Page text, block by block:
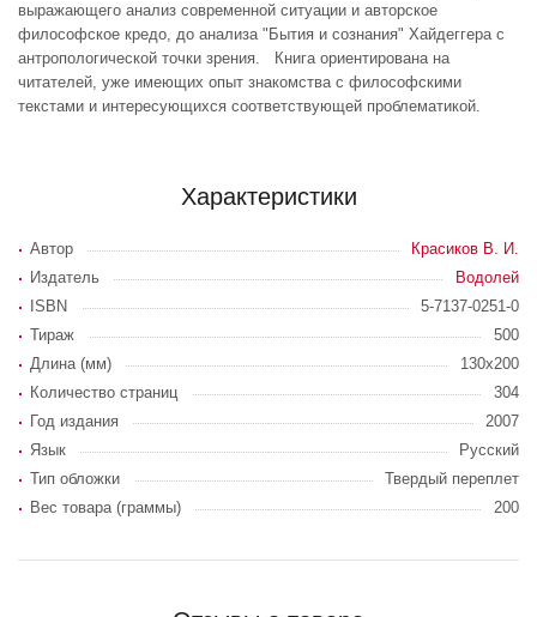
выражающего анализ современной ситуации и авторское
философское кредо, до анализа "Бытия и сознания" Хайдеггера с
антропологической точки зрения. Книга ориентирована на
читателей, уже имеющих опыт знакомства с философскими
текстами и интересующихся соответствующей проблематикой.
Характеристики
Автор
Красиков В. И.
Издатель
Водолей
ISBN
5-7137-0251-0
Тираж
500
Длина (мм)
130x200
Количество страниц
304
Год издания
2007
Язык
Русский
Тип обложки
Твердый переплет
Вес товара (граммы)
200